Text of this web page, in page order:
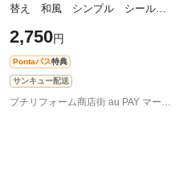
替え 和風 シンプル シール
柄 さくら 94×180cm HFK12×1
本
2,750円
Pontaパス特典
サンキュー配送
プチリフォーム商店街 au PAY マーケット店